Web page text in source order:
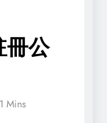
冊公
1 Mins